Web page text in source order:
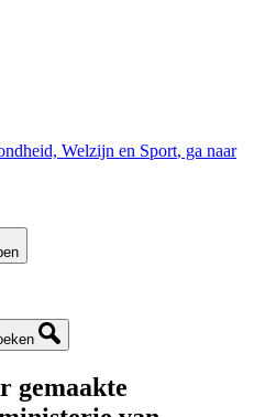
Welzijn en Sport, ga naar
gemaakte